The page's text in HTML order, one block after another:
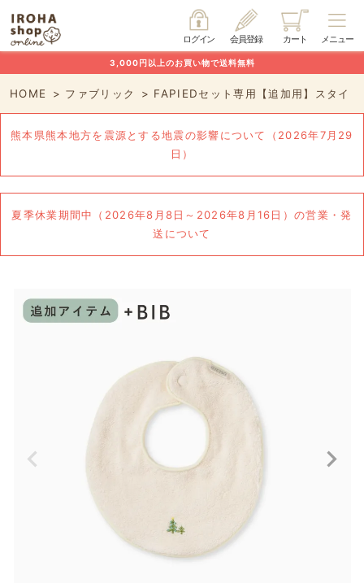
メニュー
カート
会員登録
ログイン
3,000円以上のお買い物で送料無料
HOME ファブリック FAPIEDセット専用【追加用】スタイ
熊本県熊本地方を震源とする地震の影響について（2026年7月29
日）
夏季休業期間中（2026年8月8日～2026年8月16日）の営業・発
送について